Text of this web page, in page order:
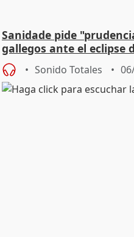
Sanidade pide
gallegos ante el eclipse
Sonido Totales